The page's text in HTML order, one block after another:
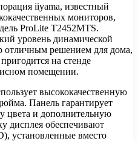
iiyama, известный
мониторов,
ProLite T2452MTS.
уровень динамической
отличным решением для дома,
на стенде
помещении.
высококачественную
Панель гарантирует
цвета и дополнительную
дисплея обеспечивают
установленные вместо